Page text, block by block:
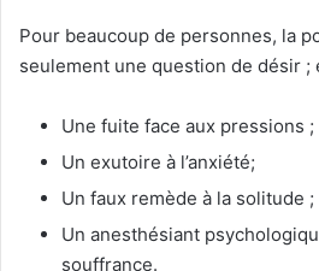
Pour beaucoup de personnes, la
seulement une question de désir ;
Une fuite face aux pressions ;
Un exutoire à l’anxiété;
Un faux remède à la solitude ;
Un anesthésiant
souffrance.